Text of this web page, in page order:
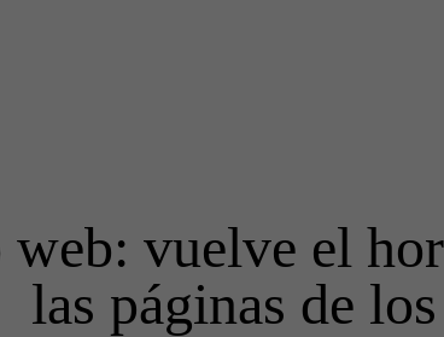
vuelve el
las páginas de